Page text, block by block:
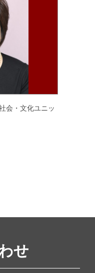
会・文化ユニッ
せ